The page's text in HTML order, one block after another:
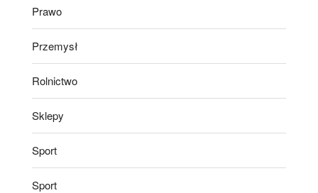
Prawo
Przemysł
Rolnictwo
Sklepy
Sport
Sport